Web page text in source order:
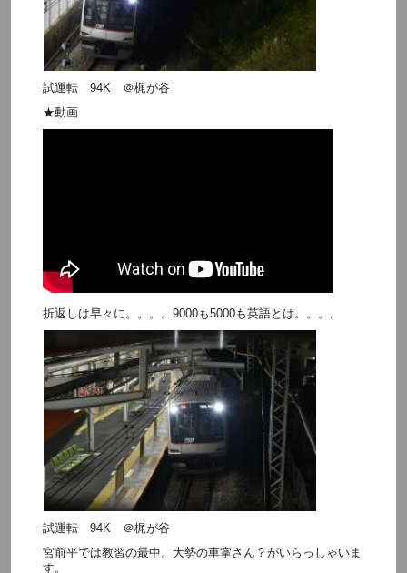
試運転 94K ＠梶が谷
★動画
折返しは早々に。。。。9000も5000も英語とは。。。。
試運転 94K ＠梶が谷
宮前平では教習の最中。大勢の車掌さん？がいらっしゃいま
す。